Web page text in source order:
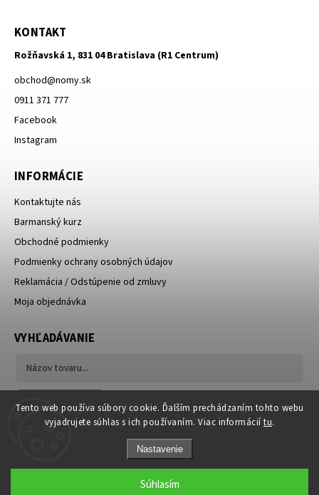
Tento web používa súbory cookie. Ďalším prechádzaním tohto webu
vyjadrujete súhlas s ich používaním. Viac informácií tu.
Nastavenie
Súhlasím
KONTAKT
Rožňavská 1, 831 04 Bratislava (R1 Centrum)
obchod@nomy.sk
0911 371 777
Facebook
Instagram
INFORMÁCIE
Kontaktujte nás
Barmanský kurz
Obchodné podmienky
Podmienky ochrany osobných údajov
Reklamácia / Odstúpenie od zmluvy
Moja objednávka
VYHĽADÁVANIE
Hľadať